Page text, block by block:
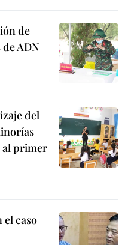
de
ADN
del
al primer
el caso